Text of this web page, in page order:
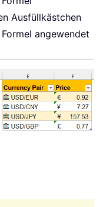
Ausfüllkästchen
angewendet